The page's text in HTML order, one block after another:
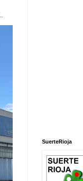
SuerteRioja